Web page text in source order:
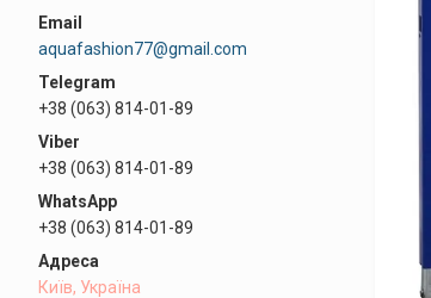
aquafashion77@gmail.com
+38 (063) 814-01-89
+38 (063) 814-01-89
+38 (063) 814-01-89
Київ, Україна